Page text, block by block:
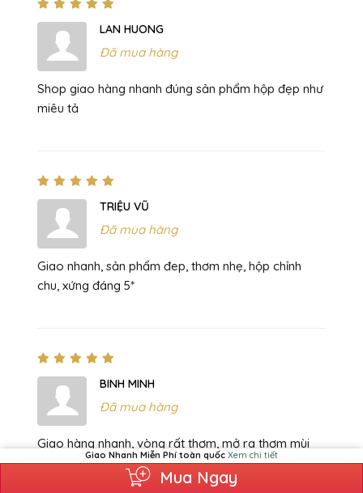
LAN HUONG
Đã mua hàng
Shop giao hàng nhanh đúng sản phẩm hộp đẹp như
miêu tả
TRIỆU VŨ
Đã mua hàng
Giao nhanh, sản phẩm đep, thơm nhẹ, hộp chỉnh
chu, xứng đáng 5*
BINH MINH
Đã mua hàng
Giao hàng nhanh, vòng rất thơm, mở ra thơm mùi
gỗ, dễ chịu.Giao Nhanh Miễn Phí toàn quốc Xem chi tiết
Mua Ngay